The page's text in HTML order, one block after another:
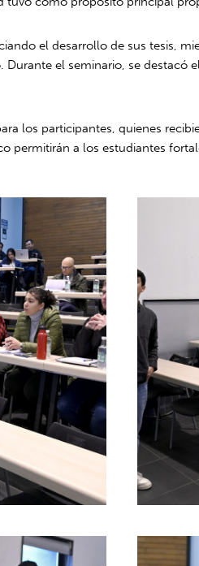
el desarrollo de sus tesis,
el seminario, se destacó
los participantes, quienes
permitirán a los estudiantes